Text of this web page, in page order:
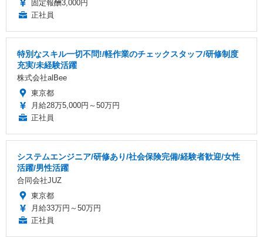
固定報酬3,000円
正社員
特別なスキル一切不問!/軽作業のチェックスタッフ/研修制度
充実/未経験活躍
株式会社alBee
東京都
月給28万5,000円～50万円
正社員
システムエンジニア/研修あり/社会保険完備/経験者歓迎/女性
活躍/男性活躍
合同会社JUZ
東京都
月給33万円～50万円
正社員